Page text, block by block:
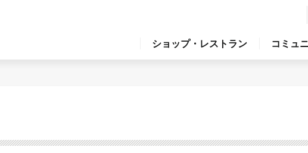
ショップ・レストラン コミュ